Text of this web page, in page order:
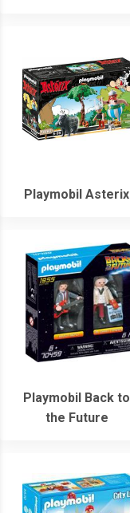
Playmobil Asterix
Playmobil Back to
the Future